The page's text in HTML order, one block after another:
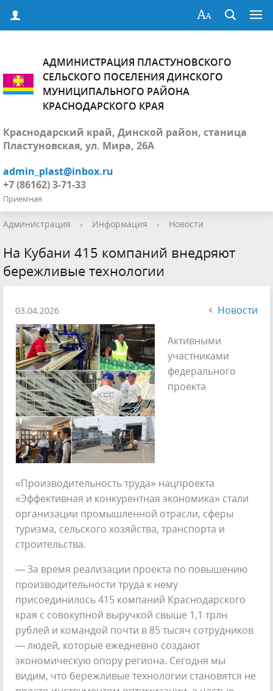
АДМИНИСТРАЦИЯ ПЛАСТУНОВСКОГО
СЕЛЬСКОГО ПОСЕЛЕНИЯ ДИНСКОГО
МУНИЦИПАЛЬНОГО РАЙОНА
КРАСНОДАРСКОГО КРАЯ
Краснодарский край, Динской район, станица
Пластуновская, ул. Мира, 26А
admin_plast@inbox.ru
+7 (86162) 3-71-33
Приемная
Администрация › Информация › Новости
На Кубани 415 компаний внедряют
бережливые технологии
03.04.2026 Новости
Активными
участниками
федерального
проекта
«Производительность труда» нацпроекта
«Эффективная и конкурентная экономика» стали
организации промышленной отрасли, сферы
туризма, сельского хозяйства, транспорта и
строительства.
— За время реализации проекта по повышению
производительности труда к нему
присоединилось 415 компаний Краснодарского
края с совокупной выручкой свыше 1,1 трлн
рублей и командой почти в 85 тысяч сотрудников
— людей, которые ежедневно создают
экономическую опору региона. Сегодня мы
видим, что бережливые технологии становятся не